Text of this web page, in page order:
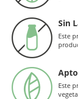
Sin
Este
Este